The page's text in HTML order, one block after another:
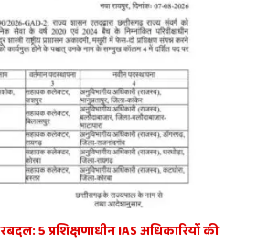
5 प्रशिक्षणाधीन IAS अधिकारियों की